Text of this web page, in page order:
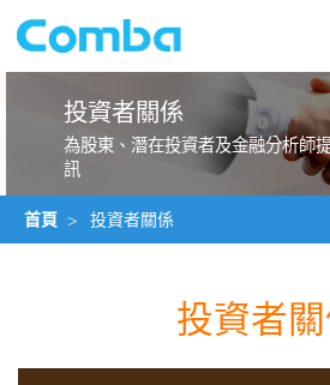
投資者關係
為股東、潛在投資者及金融分析師
訊
首頁 > 投資者關係
投資者